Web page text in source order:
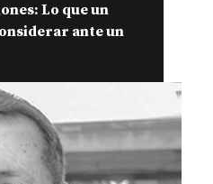
Lo que un
ante un